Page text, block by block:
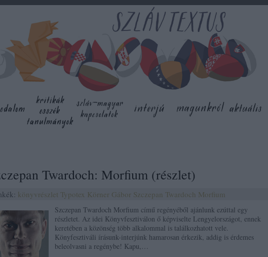
Twardoch: Morfium (részlet)
könyvrészlet Typotex Körner Gábor Szczepan Twardoch Morfium
Szczepan Twardoch Morfium című regényéből ajánlunk ezúttal egy
részletet. Az idei Könyvfesztiválon ő képviselte Lengyelországot, ennek
keretében a közönség több alkalommal is találkozhatott vele.
Könyfesztiváli írásunk-interjúnk hamarosan érkezik, addig is érdemes
beleolvasni a regénybe! Kapu,…